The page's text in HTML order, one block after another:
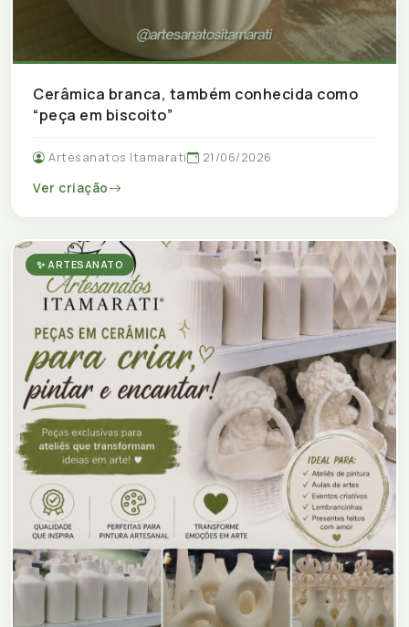
Cerâmica branca, também conhecida como
“peça em biscoito”
Artesanatos Itamarati
21/06/2026
Ver criação
✨ ARTESANATO